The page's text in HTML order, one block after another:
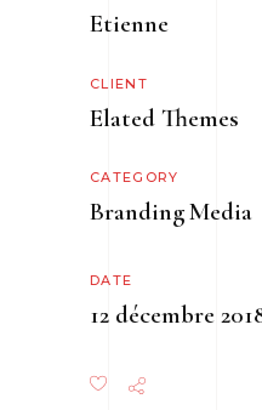
Etienne
CLIENT
Elated Themes
CATEGORY
BrandingMedia
DATE
12 décembre